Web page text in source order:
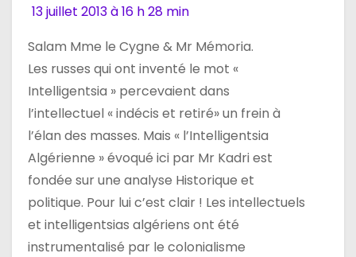
13 juillet 2013 à 16 h 28 min
Salam Mme le Cygne & Mr Mémoria.
Les russes qui ont inventé le mot «
Intelligentsia » percevaient dans
l’intellectuel « indécis et retiré» un frein à
l’élan des masses. Mais « l’Intelligentsia
Algérienne » évoqué ici par Mr Kadri est
fondée sur une analyse Historique et
politique. Pour lui c’est clair ! Les intellectuels
et intelligentsias algériens ont été
instrumentalisé par le colonialisme